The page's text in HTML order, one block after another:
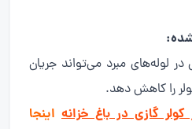
لوله‌های مبرد می‌تواند جریان
را کاهش دهد.
کولر گازی در باغ خزانه اینجا